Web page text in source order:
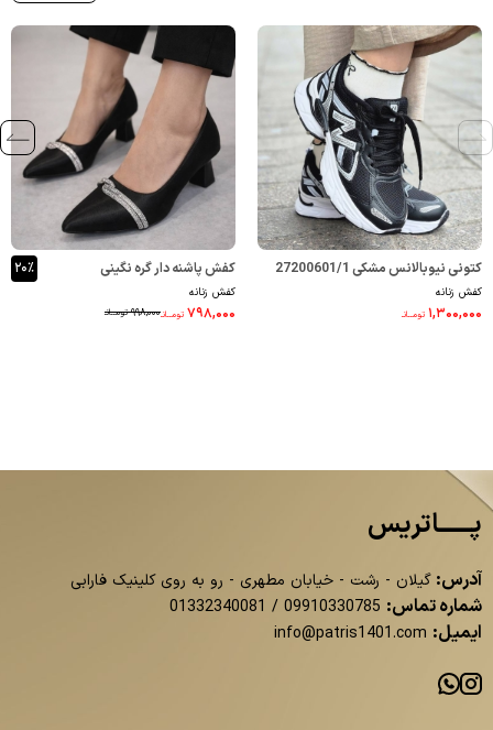
کتونی نیوبالانس مشکی 27200601/1
کفش زنانه
۱,۳۰۰,۰۰۰ تومــانـ
کفش پاشنه دار گره نگینی
33300437/1
کفش زنانه
۹۹۸,۰۰۰ تومــانـ ۷۹۸,۰۰۰ تومــانـ
۲۰٪
پــــــاتریس
آدرس: گیلان - رشت - خیابان مطهری - رو به روی کلینیک فارابی
شماره تماس: 09910330785
/
01332340081
ایمیل: info@patris1401.com